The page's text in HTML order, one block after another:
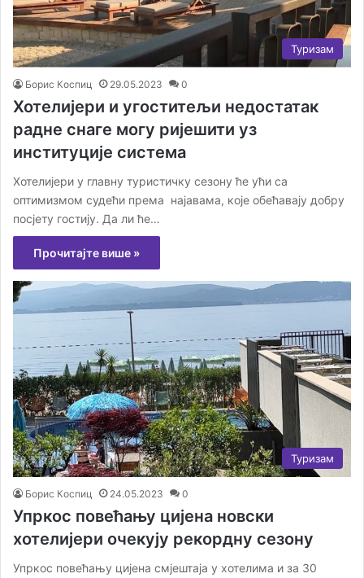
Туризам
Борис Коспиц 29.05.2023 0
Хотелијери и угоститељи недостатак
радне снаге могу ријешити уз
институције система
Хотелијери у главну туристичку сезону ће ући са
оптимизмом судећи према најавама, које обећавају добру
посјету гостију. Да ли ће…
Прочитајте више »
Туризам
Борис Коспиц 24.05.2023 0
Упркос повећању цијена новски
хотелијери очекују рекордну сезону
Упркос повећању цијена смјештаја у хотелима и за 30